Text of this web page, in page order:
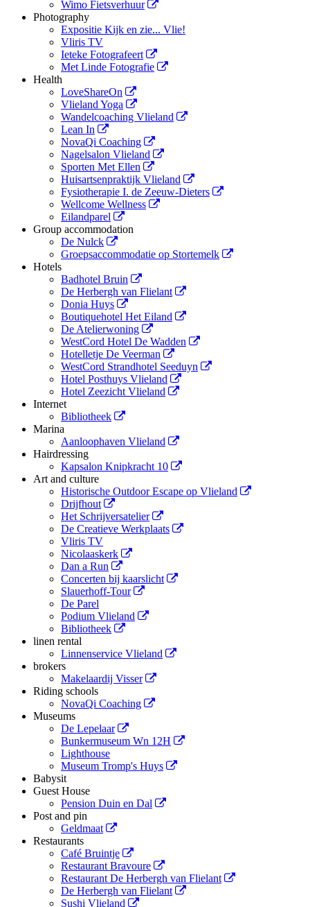
Wimo Fietsverhuur
Photography
Expositie Kijk en zie... Vlie!
Vliris TV
Ieteke Fotografeert
Met Linde Fotografie
Health
LoveShareOn
Vlieland Yoga
Wandelcoaching Vlieland
Lean In
NovaQi Coaching
Nagelsalon Vlieland
Sporten Met Ellen
Huisartsenpraktijk Vlieland
Fysiotherapie I. de Zeeuw-Dieters
Wellcome Wellness
Eilandparel
Group accommodation
De Nulck
Groepsaccommodatie op Stortemelk
Hotels
Badhotel Bruin
De Herbergh van Flielant
Donia Huys
Boutiquehotel Het Eiland
De Atelierwoning
WestCord Hotel De Wadden
Hotelletje De Veerman
WestCord Strandhotel Seeduyn
Hotel Posthuys Vlieland
Hotel Zeezicht Vlieland
Internet
Bibliotheek
Marina
Aanloophaven Vlieland
Hairdressing
Kapsalon Knipkracht 10
Art and culture
Historische Outdoor Escape op Vlieland
Drijfhout
Het Schrijversatelier
De Creatieve Werkplaats
Vliris TV
Nicolaaskerk
Dan a Run
Concerten bij kaarslicht
Slauerhoff-Tour
De Parel
Podium Vlieland
Bibliotheek
linen rental
Linnenservice Vlieland
brokers
Makelaardij Visser
Riding schools
NovaQi Coaching
Museums
De Lepelaar
Bunkermuseum Wn 12H
Lighthouse
Museum Tromp's Huys
Babysit
Guest House
Pension Duin en Dal
Post and pin
Geldmaat
Restaurants
Café Bruintje
Restaurant Bravoure
Restaurant De Herbergh van Flielant
De Herbergh van Flielant
Sushi Vlieland